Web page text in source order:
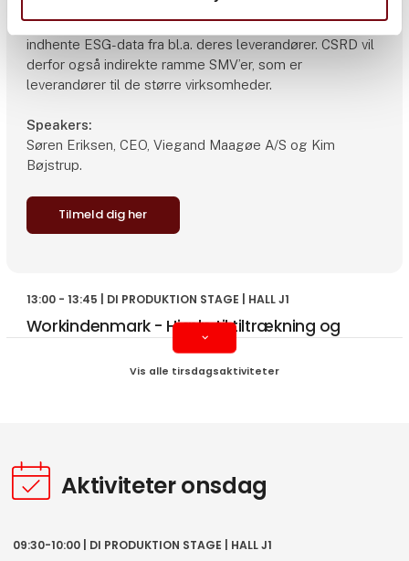
keyboard_arrow_down
deres ESG-påvirkninger og -risici i egen virksomhed og i
værdikæden. Det betyder, at virksomhederne også skal
indhente ESG-data fra bl.a. deres leverandører. CSRD vil
derfor også indirekte ramme SMV’er, som er
leverandører til de større virksomheder.
Speakers:
Søren Eriksen, CEO, Viegand Maagøe A/S og Kim
Bøjstrup.
Tilmeld dig her
13:00 - 13:45 | DI PRODUKTION STAGE | HALL J1
Workindenmark - Hjælp til tiltrækning og
rekruttering af international arbejdskraft
Hør også, Femern Link Contractors fortæller om sin
fortæller om, hvad tilflytterservice kan hjælpe jer og
jeres medarbejdere med under overskriften "I "sælger"
jobbet, vi "sælger" bosætning!
Speakers:
Aktiviteter onsdag
09:30-10:00 | DI PRODUKTION STAGE | HALL J1